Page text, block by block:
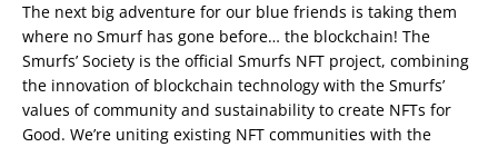
The next big adventure for our blue friends is taking them
where no Smurf has gone before… the blockchain! The
Smurfs’ Society is the official Smurfs NFT project, combining
the innovation of blockchain technology with the Smurfs’
values of community and sustainability to create NFTs for
Good. We’re uniting existing NFT communities with the